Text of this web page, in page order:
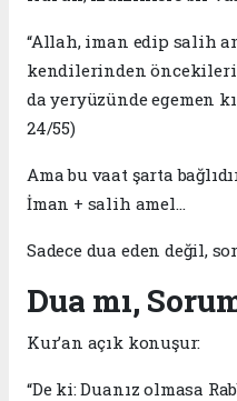
“Allah, iman edip salih
kendilerinden öncekileri
da yeryüzünde egemen
24/55)
Ama bu vaat şarta
İman + salih amel…
Sadece dua eden değil,
Dua mı,
Kur’an açık konuşur:
“De ki: Duanız olmasa